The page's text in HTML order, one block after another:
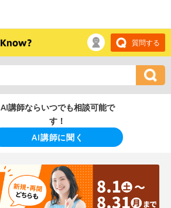
質問する
AI講師ならいつでも相談可能で
す！
AI講師に聞く